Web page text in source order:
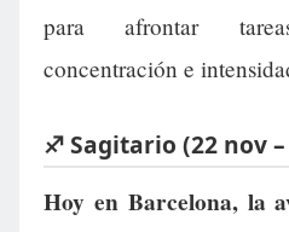
para afrontar
concentración e
♐ Sagitario (22 nov
Hoy en Barcelona, la